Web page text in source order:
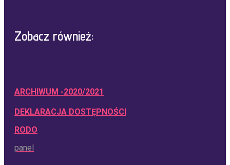
Zobacz również:
ARCHIWUM -2020/2021
DEKLARACJA DOSTĘPNOŚCI
RODO
panel